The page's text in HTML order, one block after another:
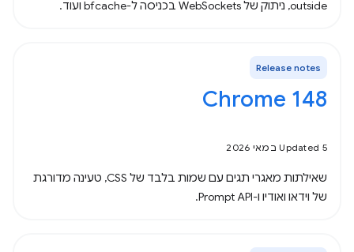
outside, ניתוק של WebSockets בכניסה ל-bfcache ועוד.
Release notes
Chrome 148
Updated 5 במאי 2026
שאילתות מאגרי תגים עם שמות בלבד של CSS, טעינה מדורגת
של וידאו ואודיו ו-Prompt API.